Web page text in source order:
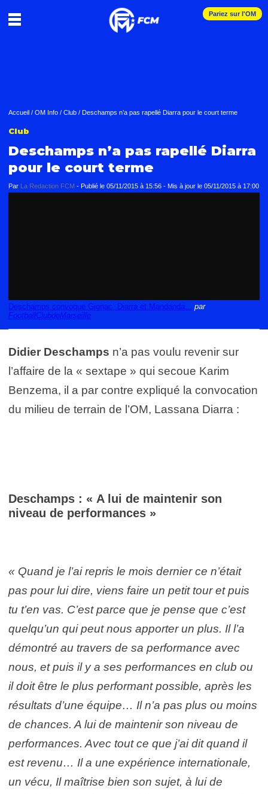
Pariez sur l'OM
Accueil / OM Info / Club / Deschamps n’a pas rapellé Diarra pour le court terme
Club
Deschamps n’a pas rapellé Diarra
pour le court terme
Par La Redaction FCM - Publié le 05/11/2015 à 15:56 - Mis à jour le 05/11/2015 à 17:00
Deschamps convoque Gignac, Diarra et Mandanda... par
FootballClubdeMarseille
Didier Deschamps n’a pas voulu revenir sur
l’affaire de la « sextape » qui secoue Karim
Benzema, il a par contre expliqué la convocation
du milieu de terrain de l’OM, Lassana Diarra :
Deschamps : « A lui de maintenir son
niveau de performances »
« Quand je l’ai repris le mois dernier ce n’était
pas pour lui dire, viens faire un petit tour et puis
tu t’en vas. C’est parce que je pense que c’est
quelqu’un qui peut nous apporter un plus. Il l’a
démontré au travers de sa performance avec
nous, et puis il y a ses performances en club ou
il doit être le plus performant possible, après les
résultats d’une équipe… Il n’a pas plus ou moins
de chances. A lui de maintenir son niveau de
performances. Avec tout ce que j’ai dit quand il
est revenu… Il a une expérience internationale,
un vécu, Il maîtrise bien son sujet, à lui de